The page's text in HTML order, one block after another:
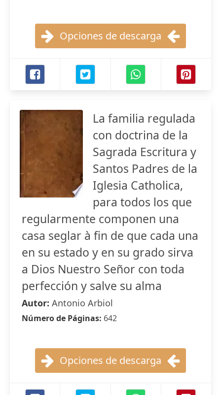
Opciones de descarga
La familia regulada
con doctrina de la
Sagrada Escritura y
Santos Padres de la
Iglesia Catholica,
para todos los que
regularmente componen una
casa seglar à fin de que cada una
en su estado y en su grado sirva
a Dios Nuestro Señor con toda
perfección y salve su alma
Autor: Antonio Arbiol
Número de Páginas: 642
Opciones de descarga